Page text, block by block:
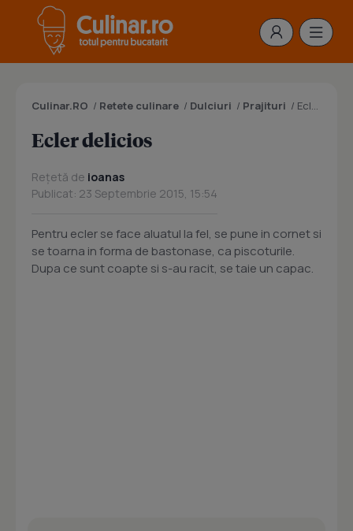
Culinar.RO / Retete culinare / Dulciuri / Prajituri / Ecler delicios
Ecler delicios
Rețetă de ioanas
Publicat: 23 Septembrie 2015, 15:54
Pentru ecler se face aluatul la fel, se pune in cornet si
se toarna in forma de bastonase, ca piscoturile.
Dupa ce sunt coapte si s-au racit, se taie un capac.